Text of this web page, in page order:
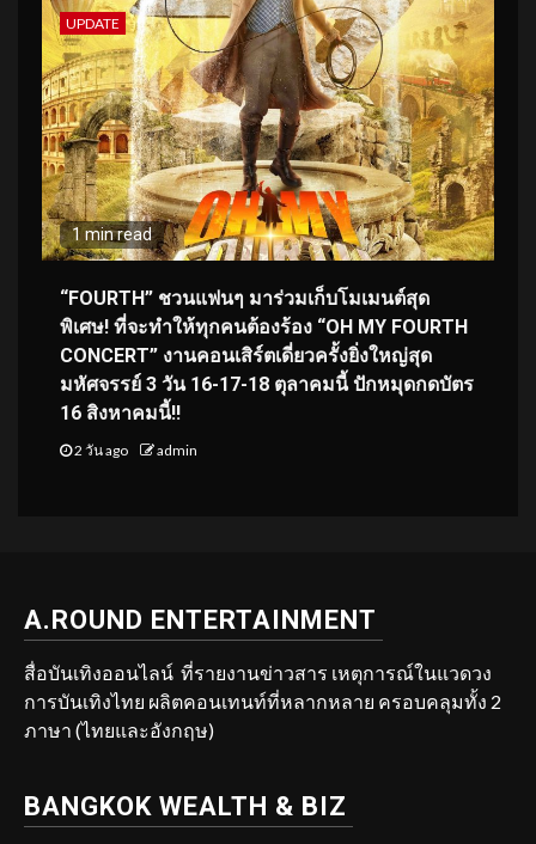
UPDATE
1 min read
“FOURTH” ชวนแฟนๆ มาร่วมเก็บโมเมนต์สุด
พิเศษ! ที่จะทำให้ทุกคนต้องร้อง “OH MY FOURTH
CONCERT” งานคอนเสิร์ตเดี่ยวครั้งยิ่งใหญ่สุด
มหัศจรรย์ 3 วัน 16-17-18 ตุลาคมนี้ ปักหมุดกดบัตร
16 สิงหาคมนี้!!
2 วัน ago admin
A.ROUND ENTERTAINMENT
สื่อบันเทิงออนไลน์ ที่รายงานข่าวสาร เหตุการณ์ในแวดวง
การบันเทิงไทย ผลิตคอนเทนท์ที่หลากหลาย ครอบคลุมทั้ง 2
ภาษา (ไทยและอังกฤษ)
BANGKOK WEALTH & BIZ